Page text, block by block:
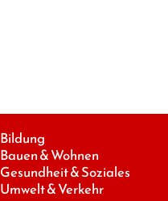
Bildung
Bauen & Wohnen
Gesundheit & Soziales
Umwelt & Verkehr